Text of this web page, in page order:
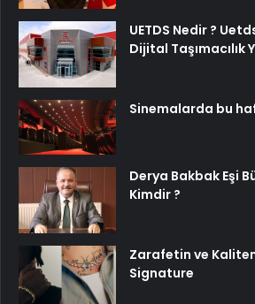
UETDS Nedir ?
Dijital Taşımacılık
Sinemalarda bu
Derya Bakbak Eşi
Kimdir ?
Zarafetin ve
Signature